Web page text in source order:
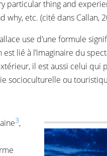
particular thing and
etc. (cité dans Callan,
use d’une formule
lié à l’imaginaire du
il est aussi celui qui
socioculturelle ou
3,